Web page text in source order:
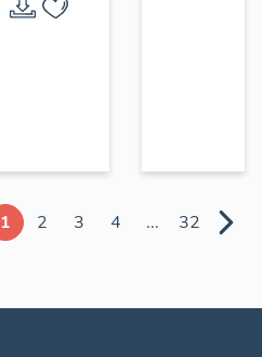
1 2 3 4 ... 32